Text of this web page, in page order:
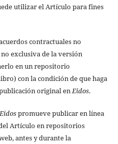
utilizar el Artículo para fines
contractuales no
exclusiva de la versión
en un repositorio
con la condición de que haga
original enEidos.
promueve publicar en línea
Artículo en repositorios
antes y durante la